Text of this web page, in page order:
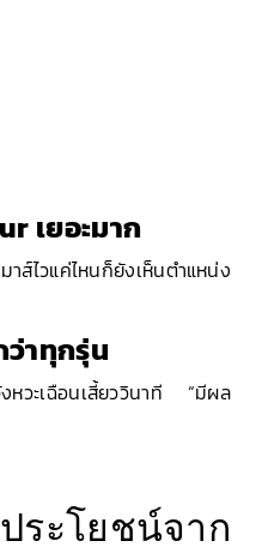
เยอะมาก
ส์ไวแค่ไหนก็ยังเห็นตำแหน่ง
าทุกรุ่น
หวะเฉือนเสี้ยววินาที “มีผล
ะโยชน์จาก